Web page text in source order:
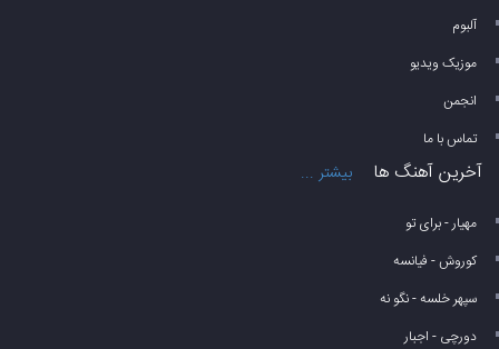
آلبوم
موزیک ویدیو
انجمن
تماس با ما
آخرین آهنگ ها بیشتر ...
مهیار - برای تو
کوروش - فیانسه
سپهر خلسه - نگو نه
دورچی - اجبار